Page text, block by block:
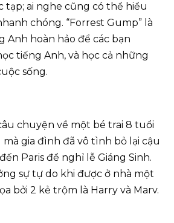
tạp; ai nghe cũng có thể hiểu
chóng. “Forrest Gump” là
Anh hoàn hảo để các bạn
tiếng Anh, và học cả những
sống.
chuyện về một bé trai 8 tuổi
mà gia đình đã vô tình bỏ lại cậu
Paris để nghỉ lễ Giáng Sinh.
sự tự do khi được ở nhà một
bởi 2 kẻ trộm là Harry và Marv.